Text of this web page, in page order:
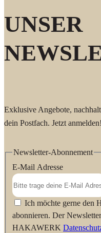
UNSER
Exklusive Angebote,
dein Postfach. Jetzt anmelden!
Newsletter-Abonnement
E-Mail Adresse
Ich möchte gerne
abonnieren. Der
HAKAWERK